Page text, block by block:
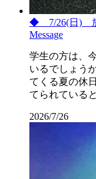
◆ 7/26(日) 放
Message
学生の方は、
いるでしょう
てくる夏の休
てられている
2026/7/26